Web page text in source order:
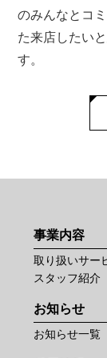
のみんなとコ
た来店したい
す。
事業内容
取り扱いサー
スタッフ紹介
お知らせ
お知らせ一覧